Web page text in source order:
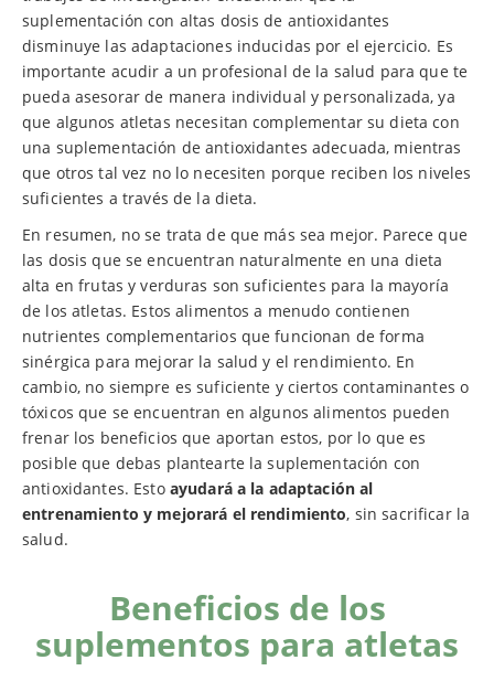
suplementación con altas dosis de antioxidantes
disminuye las adaptaciones inducidas por el ejercicio. Es
importante acudir a un profesional de la salud para que te
pueda asesorar de manera individual y personalizada, ya
que algunos atletas necesitan complementar su dieta con
una suplementación de antioxidantes adecuada, mientras
que otros tal vez no lo necesiten porque reciben los niveles
suficientes a través de la dieta.
En resumen, no se trata de que más sea mejor. Parece que
las dosis que se encuentran naturalmente en una dieta
alta en frutas y verduras son suficientes para la mayoría
de los atletas. Estos alimentos a menudo contienen
nutrientes complementarios que funcionan de forma
sinérgica para mejorar la salud y el rendimiento. En
cambio, no siempre es suficiente y ciertos contaminantes o
tóxicos que se encuentran en algunos alimentos pueden
frenar los beneficios que aportan estos, por lo que es
posible que debas plantearte la suplementación con
antioxidantes. Esto ayudará a la adaptación al
entrenamiento y mejorará el rendimiento, sin sacrificar la
salud.
Beneficios de los
suplementos para atletas